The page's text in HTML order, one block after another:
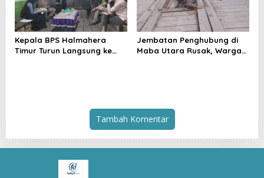
Kepala BPS Halmahera
Timur Turun Langsung ke
Jembatan Penghubung di
Maba Utara Rusak, Warga
Tambah Komentar